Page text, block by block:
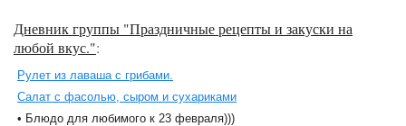
Дневник группы "Праздничные рецепты и закуски на
любой вкус.":
Рулет из лаваша с грибами.
Салат с фасолью, сыром и сухариками
• Блюдо для любимого к 23 февраля)))